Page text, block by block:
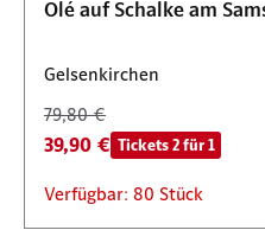
Olé auf Schalke am
Gelsenkirchen
79,80 €
39,90 € Tickets 2 für 1
Verfügbar: 80 Stück